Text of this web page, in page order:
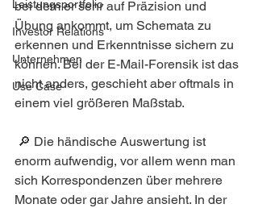
Leistungsportfolio
Investor Relations
Unternehmen
Use Case
bei dem er sehr auf Präzision und
Übung ankommt, um Schemata zu
erkennen und Erkenntnisse sichern zu
können. Bei der E-Mail-Forensik ist das
nicht anders, geschieht aber oftmals in
einem viel größeren Maßstab.
enorm aufwendig, vor allem wenn man
sich Korrespondenzen über mehrere
Monate oder gar Jahre ansieht. In der